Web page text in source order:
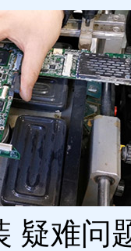
疑难问